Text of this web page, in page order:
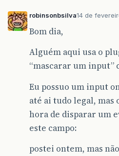
robinsonbsilva14 de
Bom dia,
Alguém aqui usa o
“mascarar um input”
Eu possuo um input
até ai tudo legal, mas
hora de disparar um
este campo:
postei ontem, mas